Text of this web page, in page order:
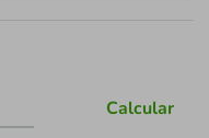
Calcular